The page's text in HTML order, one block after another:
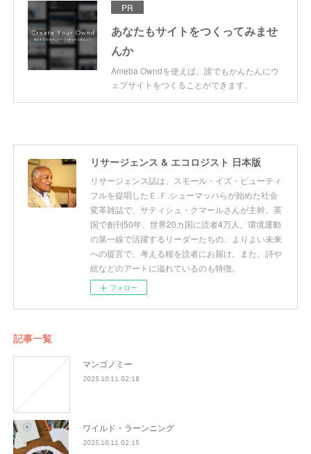
PR
あなたもサイトをつくってみませ
んか
Ameba Owndを使えば、誰でもかんたんにウ
ェブサイトをつくることができます。
リサージェンス & エコロジスト 日本版
リサージェンス誌は、スモール・イズ・ビューティ
フルを提唱したＥ.Ｆ.シューマッハらが始めた社会
変革雑誌で、サティシュ・クマールさんが主幹。英
国で創刊50年、世界20カ国に読者4万人。環境運動
の第一線で活躍するリーダーたちの、よりよい未来
への提言で、考える糧を読者にお届け。また、詩や
絵などのアートに溢れているのも特徴。
フォロー
記事一覧
マンゴノミー
2025.10.11 02:18
ワイルド・ラーンニング
2025.10.11 02:15